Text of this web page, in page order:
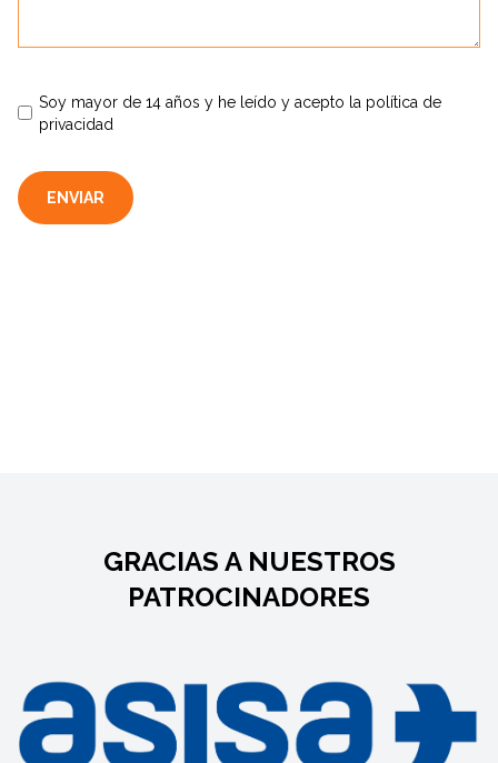
Soy mayor de 14 años y he leído y acepto la política de
privacidad
ENVIAR
GRACIAS A NUESTROS
PATROCINADORES